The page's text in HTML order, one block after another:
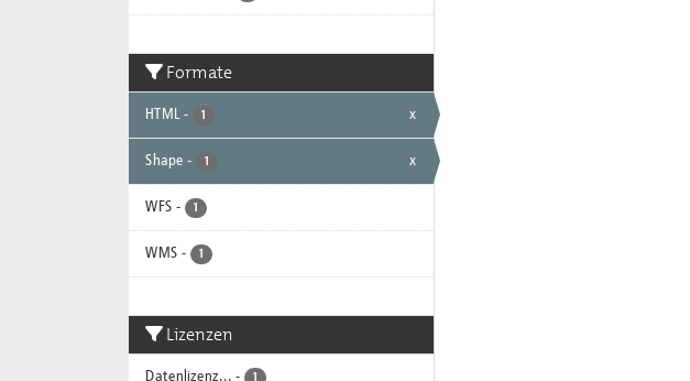
Formate
HTML - 1 x
Shape - 1 x
WFS - 1
WMS - 1
Lizenzen
Datenlizenz... - 1